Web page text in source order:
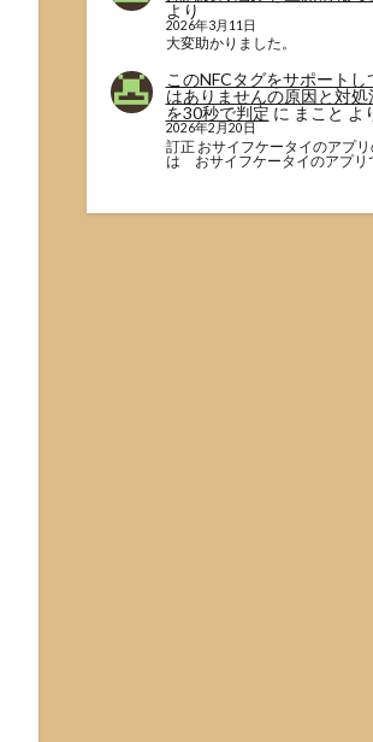
より
2026年3月11日
大変助かりました。
このNFCタグをサポートし
はありませんの原因と対
を30秒で判定 に まこと よ
2026年2月20日
訂正 おサイフケータイのアプ
は おサイフケータイのアプ